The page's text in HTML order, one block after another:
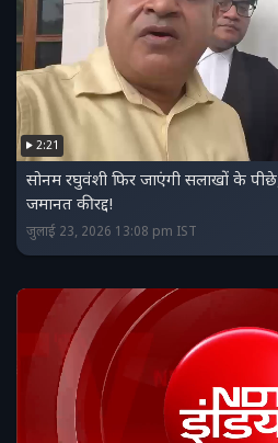
2:21
सोनम रघुवंशी फिर जाएंगी सलाखों के पीछे,
जमानत की रद्द!
जुलाई 23, 2026 13:08 pm IST